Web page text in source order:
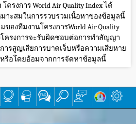
ครงการ World Air Quality Index ได้
มาะสมในการรวบรวมเนื้อหาของข้อมูลนี้
องทีมงานโครงการWorld Air Quality
ครงการจะรับผิดชอบต่อการทำสัญญา
ารสูญเสียการบาดเจ็บหรือความเสียหาย
รือโดยอ้อมจากการจัดหาข้อมูลนี้